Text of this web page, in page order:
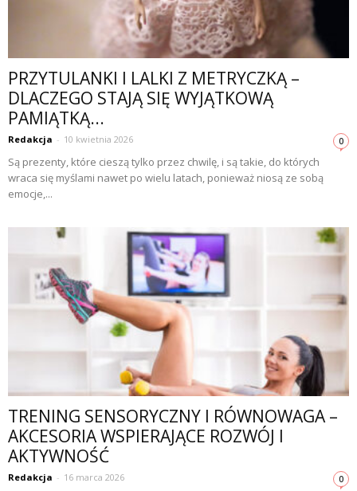
PRZYTULANKI I LALKI Z METRYCZKĄ –
DLACZEGO STAJĄ SIĘ WYJĄTKOWĄ
PAMIĄTKĄ...
Redakcja - 10 kwietnia 2026 0
Są prezenty, które cieszą tylko przez chwilę, i są takie, do których
wraca się myślami nawet po wielu latach, ponieważ niosą ze sobą
emocje,...
TRENING SENSORYCZNY I RÓWNOWAGA –
AKCESORIA WSPIERAJĄCE ROZWÓJ I
AKTYWNOŚĆ
Redakcja - 16 marca 2026 0